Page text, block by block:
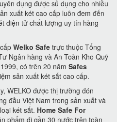
dụng được sủ dụng cho nhiều
xuất két cao cấp luôn đem đến
điện tử chất lượng uy tín hàng
Welko Safe trực thuộc Tổng
Ngân hàng và An Toàn Kho Quỹ
có trên 20 năm Safes
sản xuất két sắt cao cấp.
WELKO được thị trường đón
đầu Việt Nam trong sản xuất và
két sắt. Home Safe For
phẩm đi gần 30 nước trên toàn